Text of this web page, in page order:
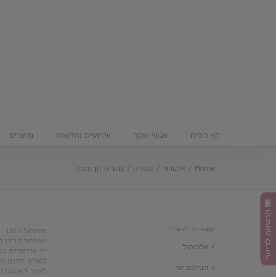
דף הבית אנשי שקד אירועים וחדשות מוצרים
Home
/ אלכוהול / סנגריה / סנגריה דון סימון
Don Simon
יין
למחיר והינם
לאתר
קטגוריות ראשיות
אלכוהול
חבילות שי
הרשמה לדיוור